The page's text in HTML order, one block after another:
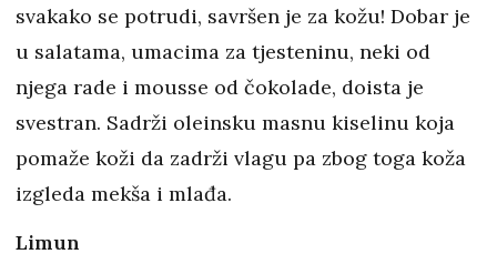
svakako se potrudi, savršen je za kožu! Dobar je
u salatama, umacima za tjesteninu, neki od
njega rade i mousse od čokolade, doista je
svestran. Sadrži oleinsku masnu kiselinu koja
pomaže koži da zadrži vlagu pa zbog toga koža
izgleda mekša i mlađa.
Limun